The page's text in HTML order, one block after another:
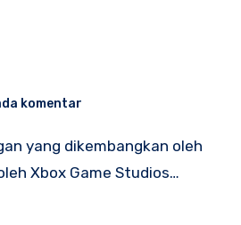
komentar
Xbox Game Studios…